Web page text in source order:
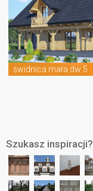
świdnica mała dw 5
Szukasz inspiracji?